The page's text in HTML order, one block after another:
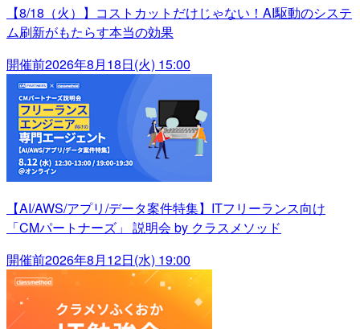
【8/18（火）】コストカットだけじゃない！AI駆動のシステ
ム刷新がもたらす本当の効果
開催前2026年8月18日(火) 15:00
【AI/AWS/アプリ/データ案件特集】ITフリーランス向け
「CMパートナーズ」 説明会 by クラスメソッド
開催前2026年8月12日(水) 19:00